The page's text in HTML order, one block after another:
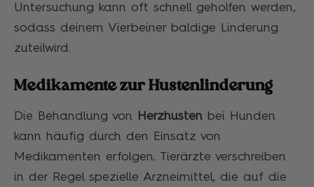
Untersuchung kann oft schnell geholfen werden,
sodass deinem Vierbeiner baldige Linderung
zuteilwird.
Medikamente zur Hustenlinderung
Die Behandlung von Herzhusten bei Hunden
kann häufig durch den Einsatz von
Medikamenten erfolgen. Tierärzte verschreiben
in der Regel spezielle Arzneimittel, die auf die